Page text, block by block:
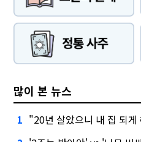
많이 본 뉴스
1 "20년 살았으니 내 집 되게